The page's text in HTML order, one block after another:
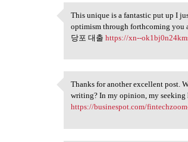
This unique is a fantastic
This unique is a fantastic put up I
optimism through forthcoming you
당포 대출https://xn--
Thanks for another
Thanks for another excellent post.
writing? In my opinion, my seeking
https://businespot.com/